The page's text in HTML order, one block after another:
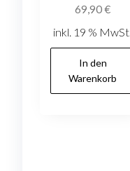
69,90€
inkl. 19 % MwSt.
In den
Warenkorb